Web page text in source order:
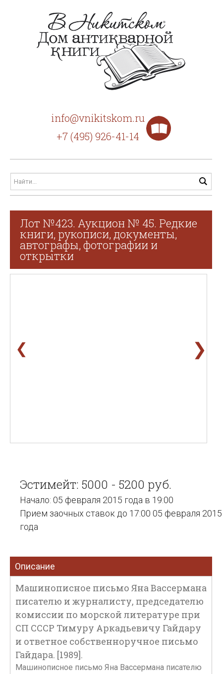
info@vnikitskom.ru
+7 (495) 926-41-14
Лот №423. Аукцион № 45. Редкие
книги, рукописи, документы,
автографы, фотографии и
открытки
❮ ❯
Эстимейт: 5000 - 5200 руб.
Начало: 05 февраля 2015 года в 19:00
Прием заочных ставок до 17:00 05 февраля 2015
года
Описание
Машинописное письмо Яна Вассермана
писателю и журналисту, председателю
комиссии по морской литературе при
СП СССР Тимуру Аркадьевичу Гайдару
и ответное собственноручное письмо
Гайдара. [1989].
Машинописное письмо Яна Вассермана писателю